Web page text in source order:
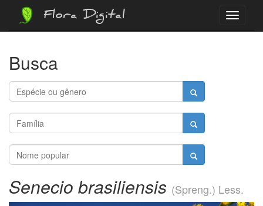
Menu
Flora Digital
Busca
Senecio brasiliensis (Spreng.) Less.